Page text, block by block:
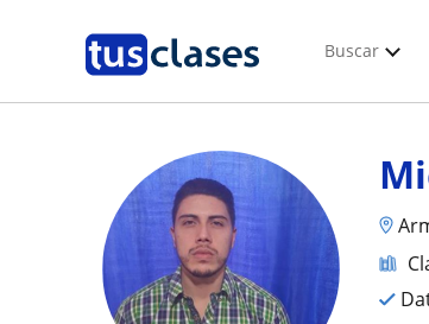
Buscar